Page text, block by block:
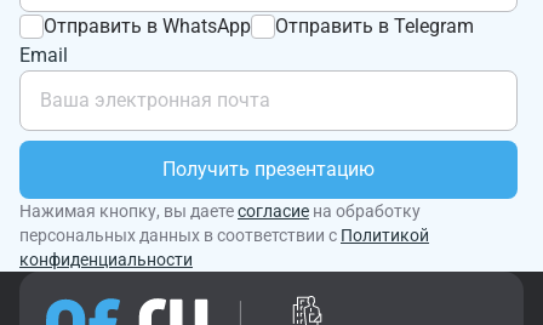
Отправить в WhatsApp
Отправить в Telegram
Email
Получить презентацию
Нажимая кнопку, вы даетесогласие на обработку
персональных данных в соответствии с Политикой
конфиденциальности